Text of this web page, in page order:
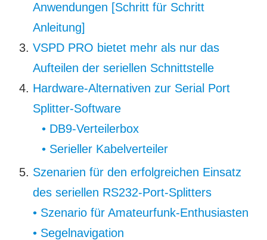
Anwendungen [Schritt für Schritt
Anleitung]
VSPD PRO bietet mehr als nur das
Aufteilen der seriellen Schnittstelle
Hardware-Alternativen zur Serial Port
Splitter-Software
• DB9-Verteilerbox
• Serieller Kabelverteiler
Szenarien für den erfolgreichen Einsatz
des seriellen RS232-Port-Splitters
• Szenario für Amateurfunk-Enthusiasten
• Segelnavigation